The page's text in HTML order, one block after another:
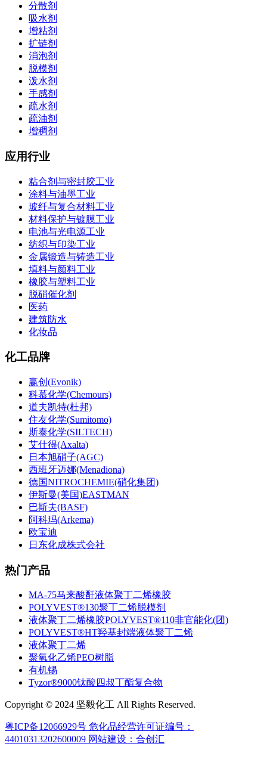
分散剂
吸水剂
增粘剂
扩链剂
消泡剂
脱模剂
泼水剂
手感剂
疏水剂
疏油剂
增稠剂
应用行业
粘合剂与密封胶工业
涂料与油墨工业
玻纤与复合材料工业
材料保护与镀膜工业
电池与光电源工业
纺织与印染工业
金属锻造与铸造工业
填料与颜料工业
橡胶与塑料工业
脱硝催化剂
医药
建筑防水
化妆品
化工品牌
赢创(Evonik)
科慕化学(Chemours)
道夫凯特(杜邦)
住友化学(Sumitomo)
斯泰化学(SILTECH)
艾仕得(Axalta)
日本旭硝子(AGC)
西班牙迈娜(Menadiona)
德国NITROCHEMIE(硝化集团)
伊斯曼(美国)EASTMAN
巴斯夫(BASF)
阿科玛(Arkema)
欧宝迪
日东化成株式会社
热门产品
MA-75马来酸酐液体聚丁二烯橡胶
POLYVEST®130聚丁二烯脱模剂
液体聚丁二烯橡胶POLYVEST®110非官能化(团)
POLYVEST®HT羟基封端液体聚丁二烯
液体聚丁二烯
聚氧化乙烯PEO树脂
有机锡
Tyzor®9000钛酸四叔丁酯复合物
Copyright © 2024 坚毅化工 All Rights Reserved.
粤ICP备12066929号 危化品经营许可证编号：
44010313202600009 网站建设：合创汇